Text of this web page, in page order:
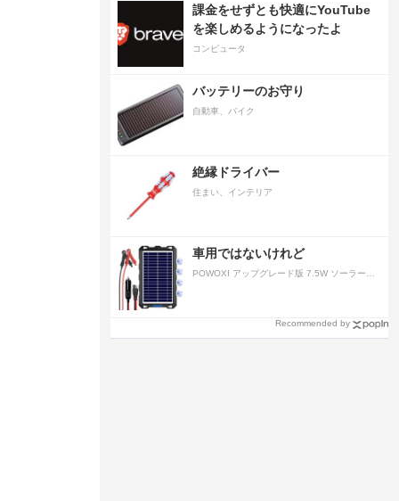
課金をせずとも快適にYouTube
を楽しめるようになったよ
コンピュータ
バッテリーのお守り
自動車、バイク
絶縁ドライバー
住まい、インテリア
車用ではないけれど
Recommended by